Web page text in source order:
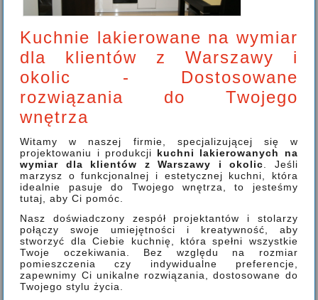
Kuchnie lakierowane na wymiar
dla klientów z Warszawy i
okolic - Dostosowane
rozwiązania do Twojego
wnętrza
Witamy w naszej firmie, specjalizującej się w
projektowaniu i produkcji kuchni lakierowanych na
wymiar dla klientów z Warszawy i okolic. Jeśli
marzysz o funkcjonalnej i estetycznej kuchni, która
idealnie pasuje do Twojego wnętrza, to jesteśmy
tutaj, aby Ci pomóc.
Nasz doświadczony zespół projektantów i stolarzy
połączy swoje umiejętności i kreatywność, aby
stworzyć dla Ciebie kuchnię, która spełni wszystkie
Twoje oczekiwania. Bez względu na rozmiar
pomieszczenia czy indywidualne preferencje,
zapewnimy Ci unikalne rozwiązania, dostosowane do
Twojego stylu życia.